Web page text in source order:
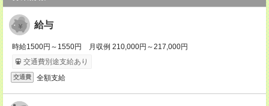
給与
時給1500円～1550円 月収例 210,000円～217,000円
交通費別途支給あり
交通費 全額支給